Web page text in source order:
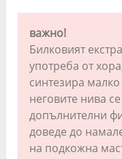
важно!
Билковият
употреба от
синтезира
неговите нива
допълнителни
доведе до
на подкожна